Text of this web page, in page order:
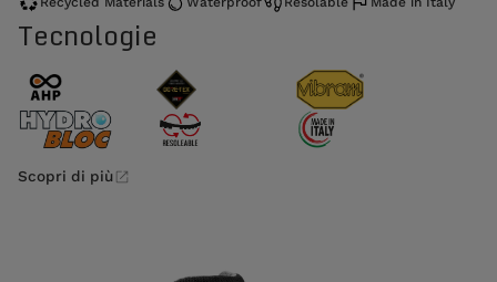
Tecnologie
Scopri di più